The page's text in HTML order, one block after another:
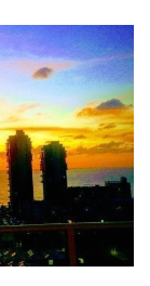
email